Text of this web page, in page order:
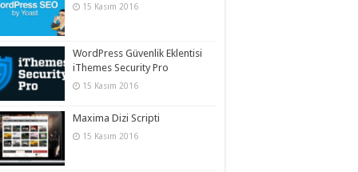
15 Kasım 2016
WordPress Güvenlik Eklentisi
iThemes Security Pro
15 Kasım 2016
Maxima Dizi Scripti
15 Kasım 2016